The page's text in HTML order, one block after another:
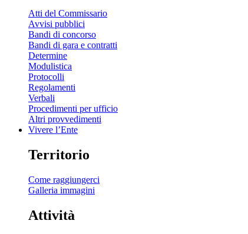
Atti del Commissario
Avvisi pubblici
Bandi di concorso
Bandi di gara e contratti
Determine
Modulistica
Protocolli
Regolamenti
Verbali
Procedimenti per ufficio
Altri provvedimenti
Vivere l’Ente
Territorio
Come raggiungerci
Galleria immagini
Attività